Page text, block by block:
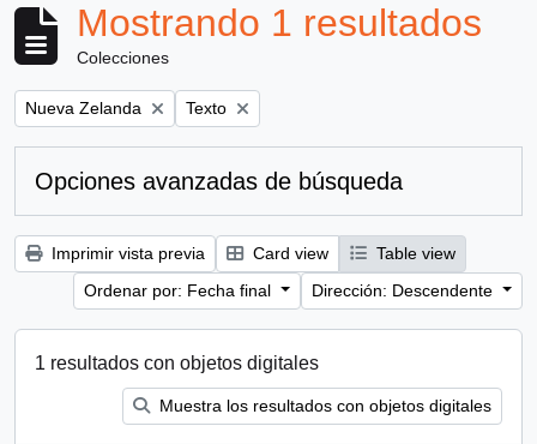
Mostrando 1 resultados
Colecciones
Remove filter:
Nueva Zelanda Remove filter:
Texto
Opciones avanzadas de búsqueda
Imprimir vista previa Card view
Table view
Ordenar por: Fecha final
Dirección: Descendente
1 resultados con objetos digitales
Muestra los resultados con objetos digitales